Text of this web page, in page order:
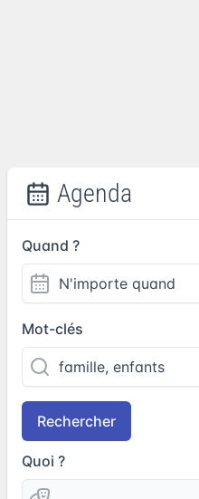
Agenda
Quand ?
Mot-clés
Rechercher
Quoi ?